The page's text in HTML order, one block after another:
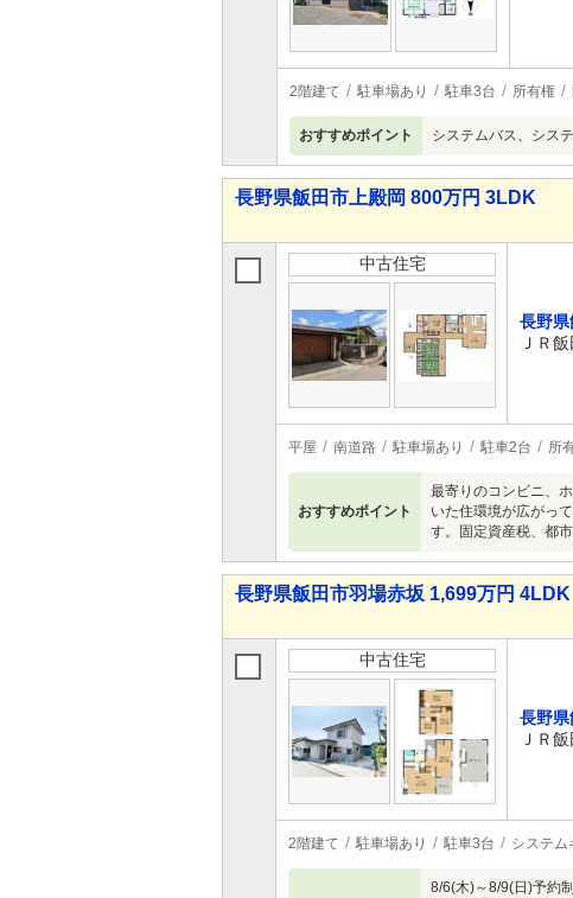
2階建て 駐車場あり 駐車3台 所有権
おすすめポイント システムバス、シス
長野県飯田市上殿岡 800万円 3LDK
中古住宅
長野県
ＪＲ
平屋 南道路 駐車場あり 駐車2台 所
おすすめポイント
最寄りのコンビニ、
いた住環境が広がっ
す。固定資産税、都
長野県飯田市羽場赤坂 1,699万円 4LDK
中古住宅
長野県
ＪＲ
2階建て 駐車場あり 駐車3台 システム
8/6(木)～8/9(日)予約